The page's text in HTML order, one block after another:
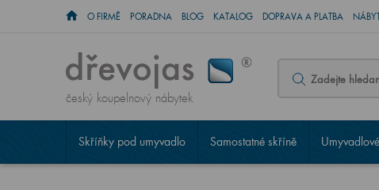
O FIRMĚ PORADNA BLOG KATALOG DOPRAVA A PLATBA
český koupelnový nábytek
Skříňky pod umyvadlo Samostatné skříně